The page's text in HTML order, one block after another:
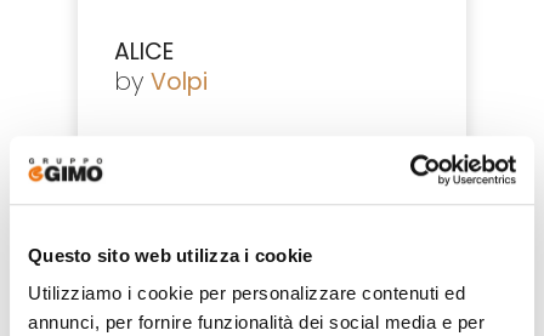
Questo sito web utilizza i cookie
Utilizziamo i cookie per personalizzare contenuti ed
annunci, per fornire funzionalità dei social media e per
ALICE
by Volpi